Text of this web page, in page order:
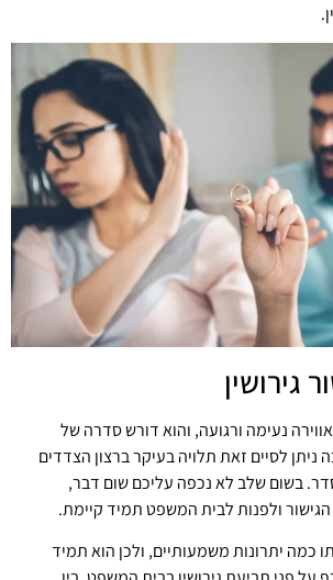
גירושין
נעימה ורגועה, והוא דורש סדרה של
ניתן לסיים זאת תלויה בעיקר ברצון הצדדים
בשום שלב לא נכפה עליכם שום דבר,
ולפנות לבית המשפט תמיד קיימת.
כמה יתרונות משמעותיים, ולכן הוא תמיד